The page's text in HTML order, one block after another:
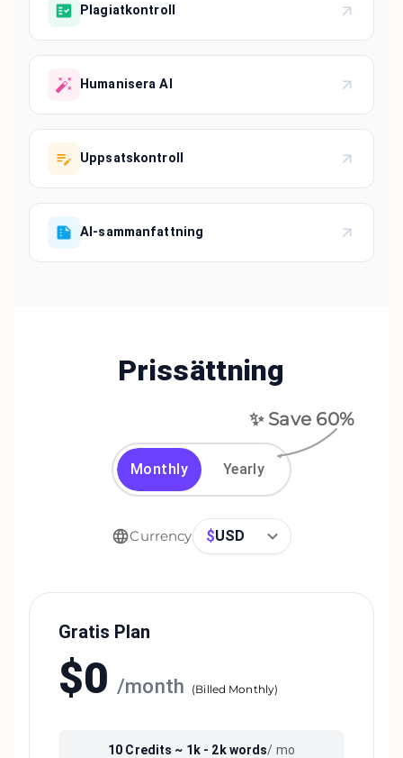
Plagiatkontroll
Humanisera AI
Uppsatskontroll
AI-sammanfattning
Prissättning
✨ Save 60%
Monthly Yearly
Currency $USD
Gratis Plan
$0 /month (Billed Monthly)
10 Credits ~ 1k - 2kwords/ mo